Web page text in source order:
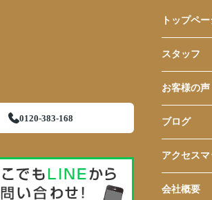
0120-383-168
トップペ
スタッフ
お客様の声
ブログ
アクセスマ
会社概要